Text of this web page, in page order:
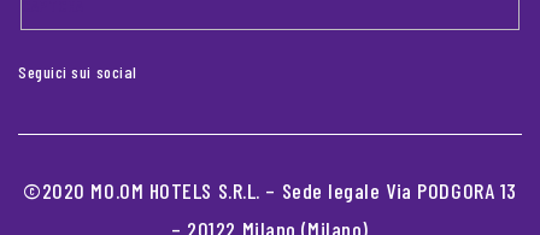
Seguici sui social
©2020 MO.OM HOTELS S.R.L. – Sede legale Via PODGORA 13
– 20122 Milano (Milano)